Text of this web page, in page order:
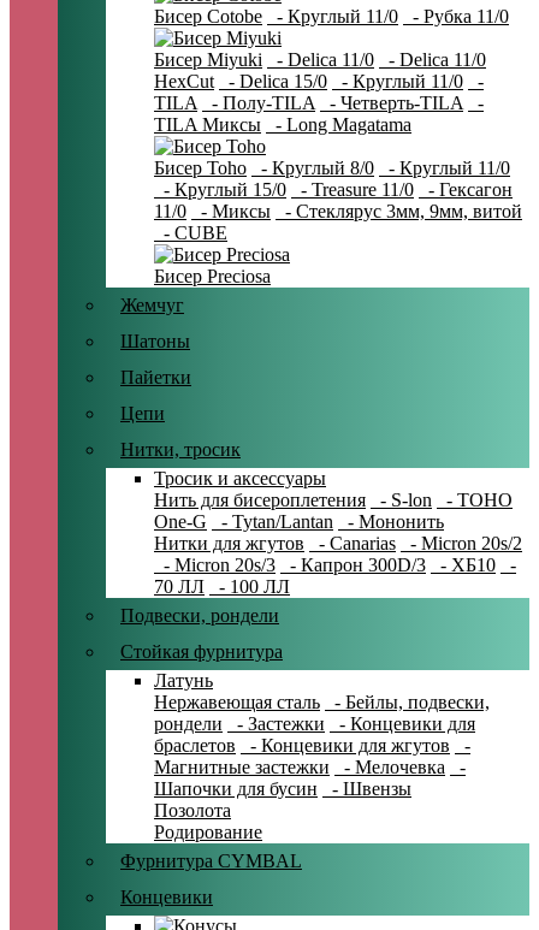
Бисер Cotobe - Круглый 11/0 - Рубка 11/0
Бисер Miyuki - Delica 11/0
- Delica 11/0
HexCut
- Delica 15/0 - Круглый 11/0
-
TILA
- Полу-TILA - Четверть-TILA
-
TILA Миксы
- Long Magatama
Бисер Toho - Круглый 8/0
- Круглый 11/0
- Круглый 15/0
- Treasure 11/0
- Гексагон
11/0
- Миксы
- Стеклярус 3мм, 9мм, витой
- CUBE
Бисер Preciosa
Жемчуг
Шатоны
Пайетки
Цепи
Нитки, тросик
Тросик и аксессуары
Нить для бисероплетения
- S-lon
- TOHO
One-G
- Tytan/Lantan
- Мононить
Нитки для жгутов
- Canarias
- Micron 20s/2
- Micron 20s/3
- Капрон 300D/3 - ХБ10
-
70 ЛЛ
- 100 ЛЛ
Подвески, рондели
Стойкая фурнитура
Латунь
Нержавеющая сталь
- Бейлы, подвески,
рондели
- Застежки
- Концевики для
браслетов
- Концевики для жгутов
-
Магнитные застежки
- Мелочевка
-
Шапочки для бусин
- Швензы
Позолота
Родирование
Фурнитура CYMBAL
Концевики